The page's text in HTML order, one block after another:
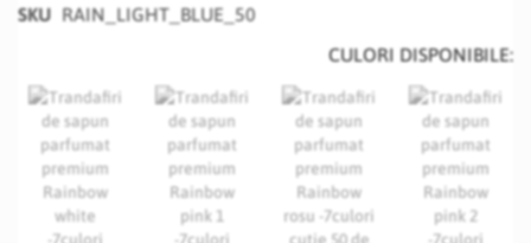
SKU RAIN_LIGHT_BLUE_50
CULORI DISPONIBILE: